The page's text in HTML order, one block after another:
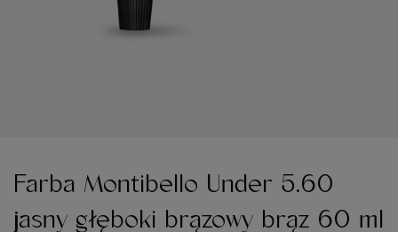
Farba Montibello Under 5.60
jasny głęboki brązowy brąz 60 ml